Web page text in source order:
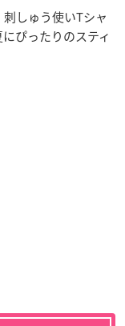
しゅう使いTシャ
ぴったりのスティ